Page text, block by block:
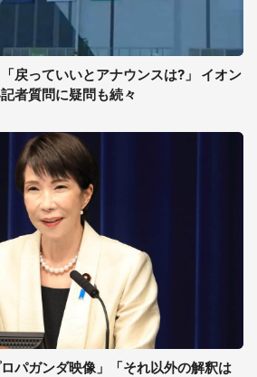
戻っていいとアナウンスは?」 イオン
者質問に疑問も続々
ロパガンダ映像」「それ以外の解釈は